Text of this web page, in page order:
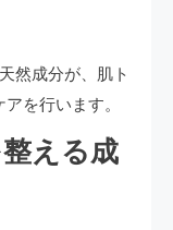
然成分が、肌ト
を行います。
える成